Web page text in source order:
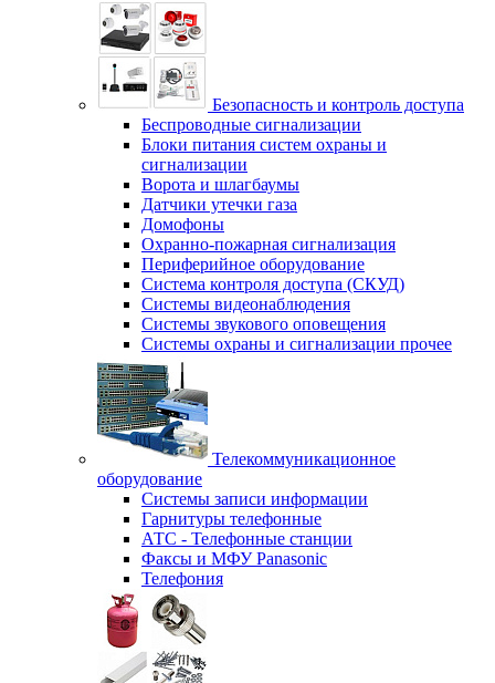
Безопасность и контроль доступа
Беспроводные сигнализации
Блоки питания систем охраны и
сигнализации
Ворота и шлагбаумы
Датчики утечки газа
Домофоны
Охранно-пожарная сигнализация
Периферийное оборудование
Система контроля доступа (СКУД)
Системы видеонаблюдения
Системы звукового оповещения
Системы охраны и сигнализации прочее
Телекоммуникационное
оборудование
Системы записи информации
Гарнитуры телефонные
АТС - Телефонные станции
Факсы и МФУ Panasonic
Телефония